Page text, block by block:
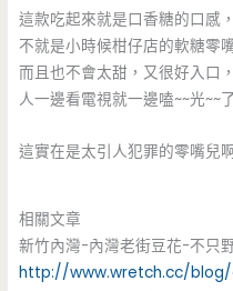
這款吃起來就是口香糖的口感
不就是小時候柑仔店的軟糖零
而且也不會太甜，又很好入口
人一邊看電視就一邊嗑~~光~~
這實在是太引人犯罪的零嘴兒
相關文章
新竹內灣-內灣老街豆花-不只
http://www.wretch.cc/